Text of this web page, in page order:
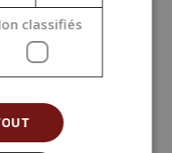
classifiés